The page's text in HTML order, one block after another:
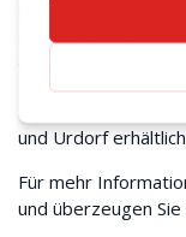
Wer also ein
nicht verzichten
von Moove das
und Urdorf
Für mehr
und überzeugen